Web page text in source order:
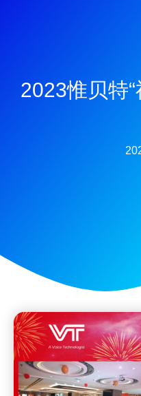
2023惟贝特